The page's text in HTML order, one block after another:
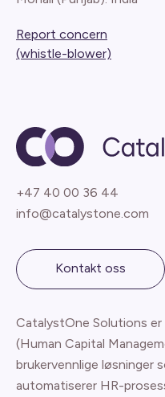
Report concern
(whistle-blower)
+47 40 00 36 44
info@catalystone.com
Kontakt oss
CatalystOne Solutions
(Human Capital
brukervennlige løsninger
automatiserer HR-